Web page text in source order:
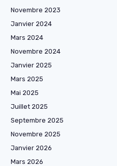
Novembre 2023
Janvier 2024
Mars 2024
Novembre 2024
Janvier 2025
Mars 2025
Mai 2025
Juillet 2025
Septembre 2025
Novembre 2025
Janvier 2026
Mars 2026